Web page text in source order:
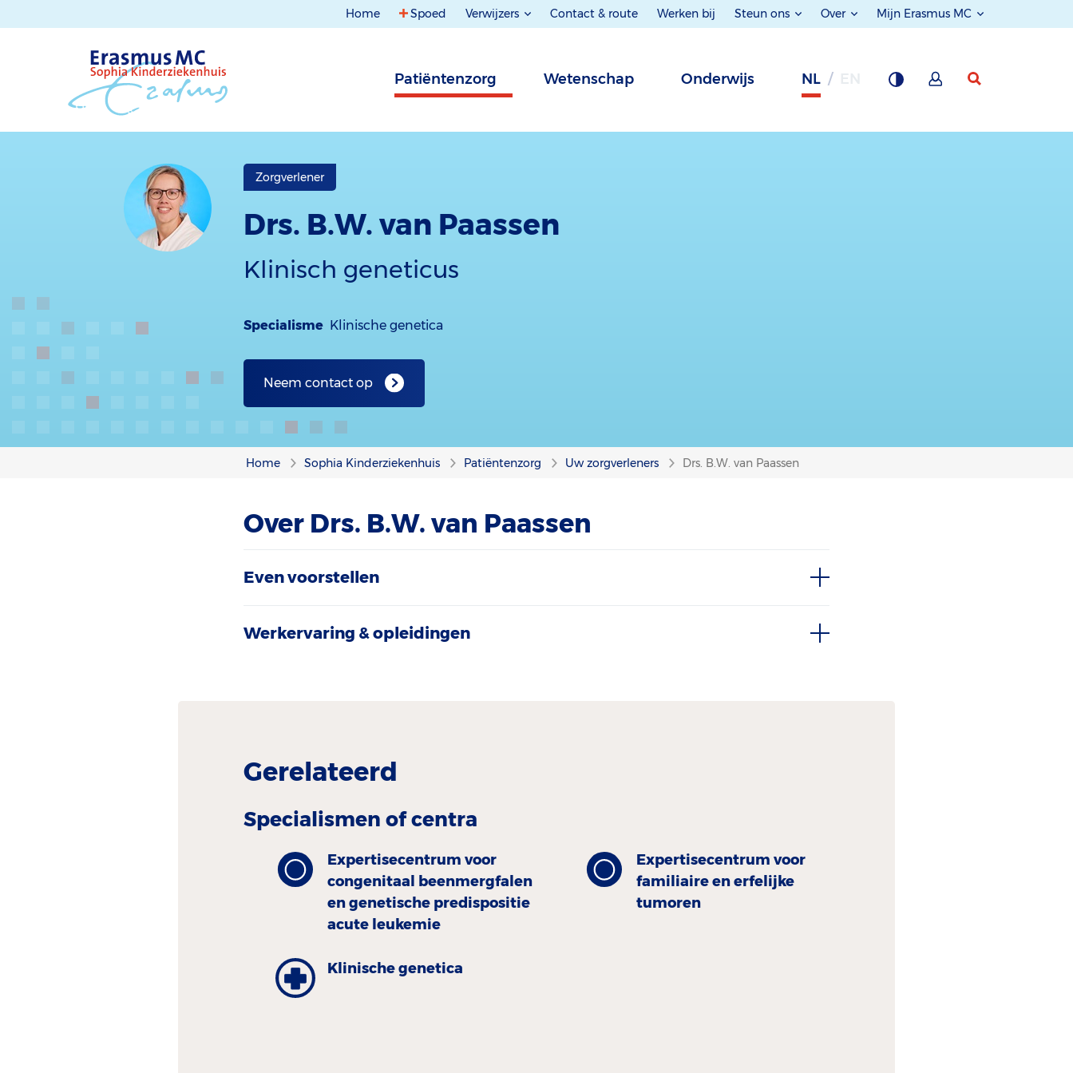
Home Spoed Verwijzers Contact & route Werken bij Steun ons Over Mijn Erasmus MC
Patiëntenzorg Wetenschap Onderwijs NL
Zorgverlener
Drs. B.W. van Paassen
Klinisch geneticus
Specialisme Klinische genetica
Neem contact op
Home Sophia Kinderziekenhuis Patiëntenzorg Uw zorgverleners Drs. B.W. van Paassen
Over Drs. B.W. van Paassen
Even voorstellen
Werkervaring & opleidingen
Gerelateerd
Specialismen of centra
Expertisecentrum voor
congenitaal beenmergfalen
en genetische predispositie
acute leukemie
Expertisecentrum voor
familiaire en erfelijke
tumoren
Klinische genetica